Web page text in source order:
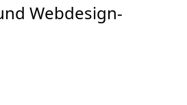
Webdesign-